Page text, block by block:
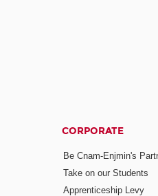
CORPORATE
Be Cnam-Enjmin's
Take on our Students
Apprenticeship Levy